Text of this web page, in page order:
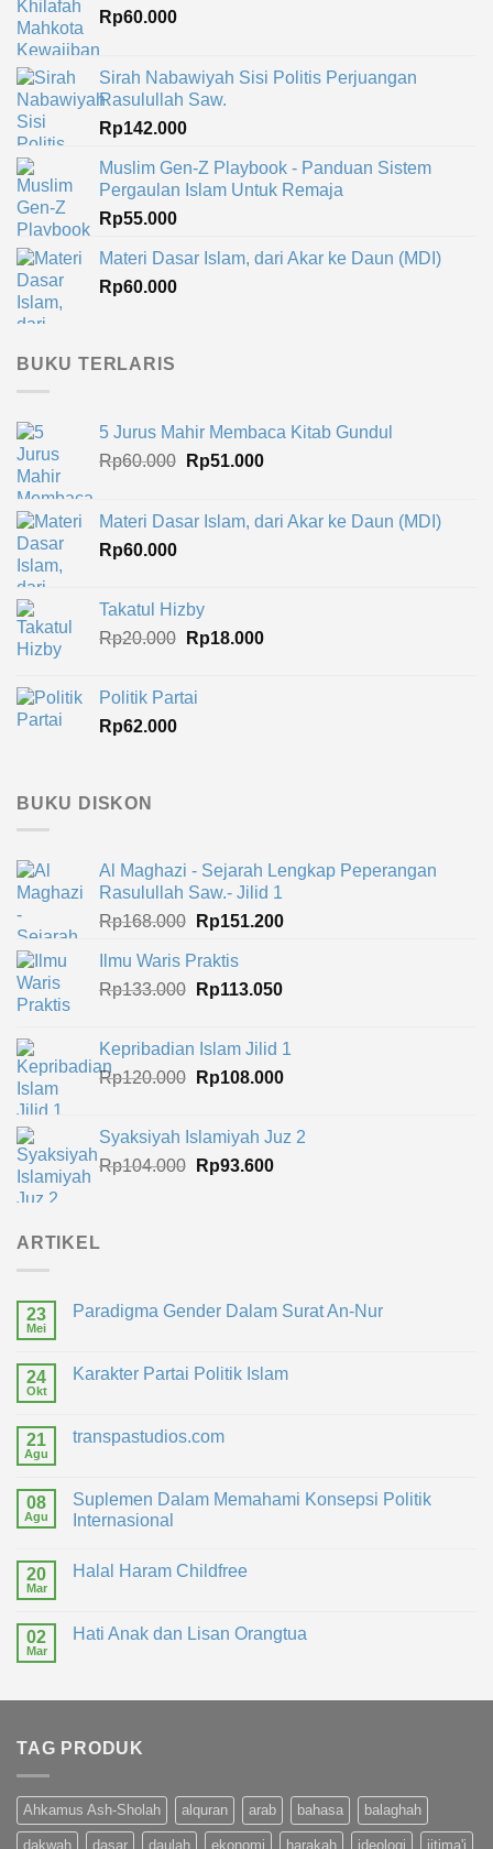
Rp60.000
Sirah Nabawiyah Sisi Politis Perjuangan
Rasulullah Saw.
Rp142.000
Muslim Gen-Z Playbook - Panduan Sistem
Pergaulan Islam Untuk Remaja
Rp55.000
Materi Dasar Islam, dari Akar ke Daun (MDI)
Rp60.000
BUKU TERLARIS
5 Jurus Mahir Membaca Kitab Gundul
Rp60.000 Harga
Rp60.000.
Rp51.000Harga
adalah:
Materi Dasar Islam, dari Akar ke Daun (MDI)
Rp60.000
Takatul Hizby
Rp20.000 Harga
Rp20.000.
Rp18.000Harga
Politik Partai
Rp62.000
BUKU DISKON
Al Maghazi - Sejarah Lengkap Peperangan
Rasulullah Saw.- Jilid 1
Rp168.000
Harga
adalah:
Rp168.000.
Rp151.200Harga
adalah:
Ilmu Waris Praktis
Rp133.000
Harga
Rp133.000.
Rp113.050Harga
adalah:
Rp113.050.
Kepribadian Islam Jilid 1
Rp120.000
Harga
Rp120.000.
Rp108.000Harga
adalah:
Syaksiyah Islamiyah Juz 2
Rp104.000
Harga
Rp93.600Harga
ARTIKEL
23
Mei
Paradigma Gender Dalam Surat An-Nur
24
Okt
Karakter Partai Politik Islam
21
Agu
transpastudios.com
08
Agu
Suplemen Dalam Memahami Konsepsi Politik
Internasional
20
Mar
Halal Haram Childfree
02
Mar
Hati Anak dan Lisan Orangtua
TAG PRODUK
Ahkamus Ash-Sholah alquran arab bahasa balaghah
dakwah dasar daulah ekonomi harakah ideologi ijtima'i